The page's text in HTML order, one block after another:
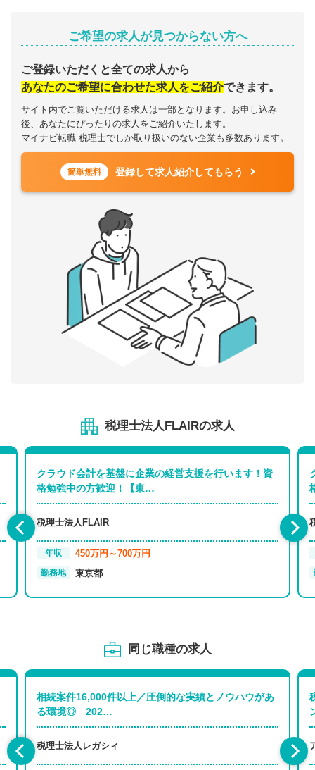
ご希望の求人が見つからない方へ
ご登録いただくと全ての求人から
あなたのご希望に合わせた求人をご紹介できます。
サイト内でご覧いただける求人は一部となります。お申し込み
後、あなたにぴったりの求人をご紹介いたします。
マイナビ転職 税理士でしか取り扱いのない企業も多数あります。
簡単無料 登録して求人紹介してもらう
税理士法人FLAIRの求人
クラウド会計を基盤に企業の経営支援を行います！資
格勉強中の方歓迎！【東…
税理士法人FLAIR
年収 450万円～700万円
勤務地 東京都
同じ職種の求人
相続案件16,000件以上／圧倒的な実績とノウハウがあ
る環境◎ 202…
税理士法人レガシィ